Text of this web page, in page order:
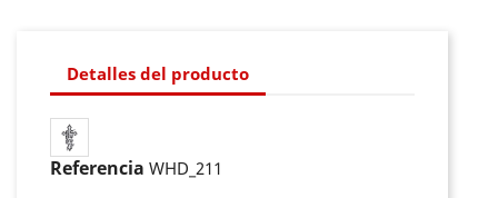
Detalles del producto
Referencia WHD_211